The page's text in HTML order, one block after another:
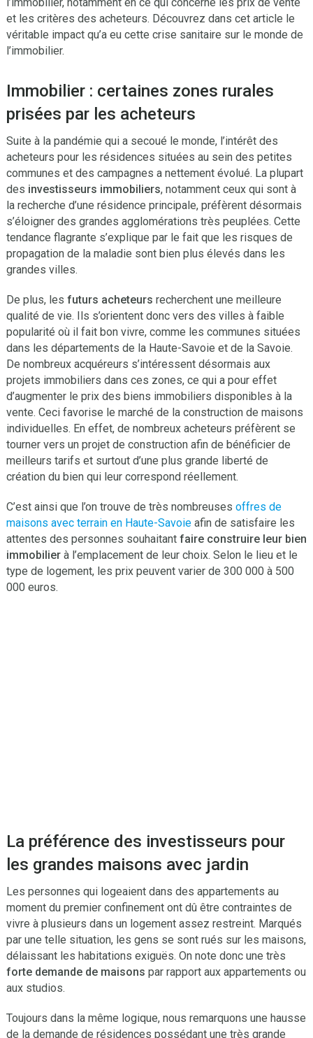
et les critères des acheteurs. Découvrez dans cet article le
véritable impact qu’a eu cette crise sanitaire sur le monde de
l’immobilier.
Immobilier : certaines zones rurales
prisées par les acheteurs
Suite à la pandémie qui a secoué le monde, l’intérêt des
acheteurs pour les résidences situées au sein des petites
communes et des campagnes a nettement évolué. La plupart
des investisseurs immobiliers, notamment ceux qui sont à
la recherche d’une résidence principale, préfèrent désormais
s’éloigner des grandes agglomérations très peuplées. Cette
tendance flagrante s’explique par le fait que les risques de
propagation de la maladie sont bien plus élevés dans les
grandes villes.
De plus, les futurs acheteurs recherchent une meilleure
qualité de vie. Ils s’orientent donc vers des villes à faible
popularité où il fait bon vivre, comme les communes situées
dans les départements de la Haute-Savoie et de la Savoie.
De nombreux acquéreurs s’intéressent désormais aux
projets immobiliers dans ces zones, ce qui a pour effet
d’augmenter le prix des biens immobiliers disponibles à la
vente. Ceci favorise le marché de la construction de maisons
individuelles. En effet, de nombreux acheteurs préfèrent se
tourner vers un projet de construction afin de bénéficier de
meilleurs tarifs et surtout d’une plus grande liberté de
création du bien qui leur correspond réellement.
C’est ainsi que l’on trouve de très nombreuses offres de
maisons avec terrain en Haute-Savoieafin de satisfaire les
attentes des personnes souhaitant faire construire leur bien
immobilierà l’emplacement de leur choix. Selon le lieu et le
type de logement, les prix peuvent varier de 300 000 à 500
000 euros.
La préférence des investisseurs pour
les grandes maisons avec jardin
Les personnes qui logeaient dans des appartements au
moment du premier confinement ont dû être contraintes de
vivre à plusieurs dans un logement assez restreint. Marqués
par une telle situation, les gens se sont rués sur les maisons,
délaissant les habitations exiguës. On note donc une très
forte demande de maisons par rapport aux appartements ou
aux studios.
Toujours dans la même logique, nous remarquons une hausse
de la demande de résidences possédant une très grande